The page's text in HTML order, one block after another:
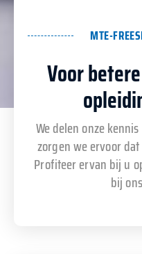
MTE-
Voor
We delen onze
zorgen we ervoor
Profiteer ervan bij u
bij